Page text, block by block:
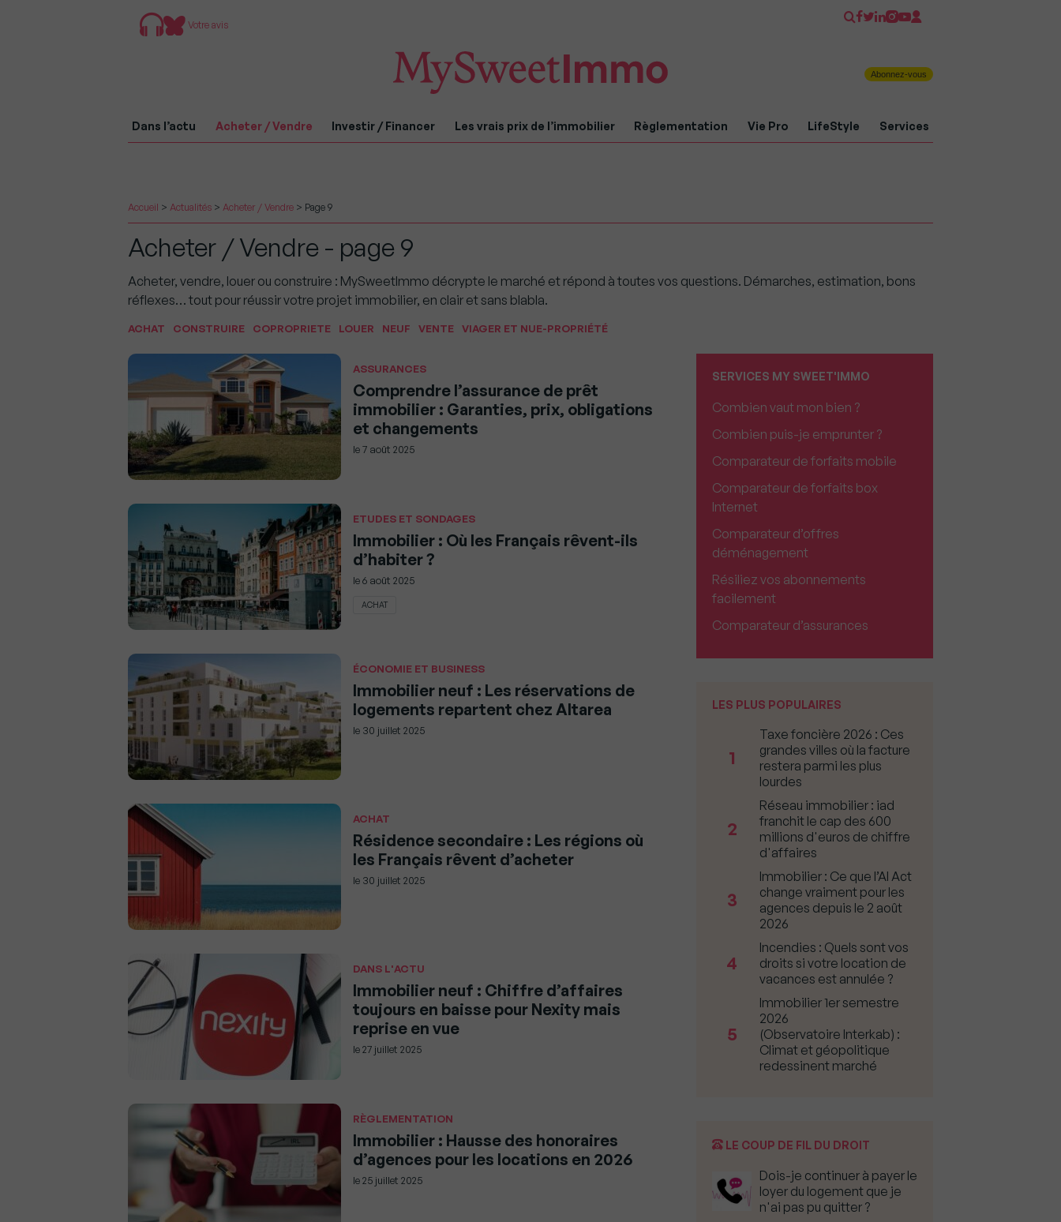
Votre avis
Abonnez-vous
Dans l’actu Acheter / Vendre Investir / Financer Les vrais prix de l’immobilier Règlementation Vie Pro LifeStyle Services
Accueil > Actualités > Acheter / Vendre > Page 9
Acheter / Vendre - page 9
Acheter, vendre, louer ou construire : MySweetImmo décrypte le marché et répond à toutes vos questions. Démarches, estimation, bons
réflexes… tout pour réussir votre projet immobilier, en clair et sans blabla.
ACHAT CONSTRUIRE COPROPRIETE LOUER NEUF VENTE VIAGER ET NUE-PROPRIÉTÉ
ASSURANCES
Comprendre l’assurance de prêt
immobilier : Garanties, prix, obligations
et changements
le7 août 2025
ETUDES ET SONDAGES
Immobilier : Où les Français rêvent-ils
d’habiter ?
le6 août 2025
ACHAT
ÉCONOMIE ET BUSINESS
Immobilier neuf : Les réservations de
logements repartent chez Altarea
le 30 juillet 2025
ACHAT
Résidence secondaire : Les régions où
les Français rêvent d’acheter
le 30 juillet 2025
DANS L'ACTU
Immobilier neuf : Chiffre d’affaires
toujours en baisse pour Nexity mais
reprise en vue
le27 juillet 2025
RÈGLEMENTATION
Immobilier : Hausse des honoraires
d’agences pour les locations en 2026
le25 juillet 2025
SERVICES MY SWEET'IMMO
Combien vaut mon bien ?
Combien puis-je emprunter ?
Comparateur de forfaits mobile
Comparateur de forfaits box
Internet
Comparateur d’offres
déménagement
Résiliez vos abonnements
facilement
Comparateur d’assurances
LES PLUS POPULAIRES
1
Taxe foncière 2026 : Ces
grandes villes où la facture
restera parmi les plus
lourdes
2
Réseau immobilier : iad
franchit le cap des 600
millions d'euros de chiffre
d'affaires
3
Immobilier : Ce que l’AI Act
change vraiment pour les
agences depuis le 2 août
2026
4
Incendies : Quels sont vos
droits si votre location de
vacances est annulée ?
5
Immobilier 1er semestre
2026
(Observatoire Interkab) :
Climat et géopolitique
redessinent marché
LE COUP DE FIL DU DROIT
Dois-je continuer à payer le
loyer du logement que je
n'ai pas pu quitter ?